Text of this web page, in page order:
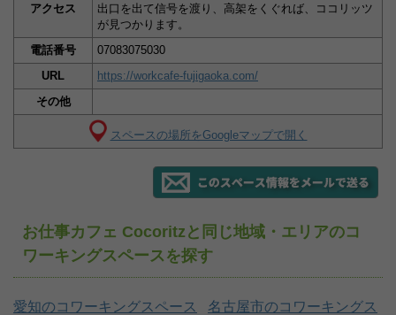
アクセス
出口を出て信号を渡り、高架をくぐれば、ココリッツ
が見つかります。
電話番号
07083075030
URL
https://workcafe-fujigaoka.com/
その他
スペースの場所をGoogleマップで開く
お仕事カフェ Cocoritzと同じ地域・エリアのコ
ワーキングスペースを探す
愛知のコワーキングスペース
名古屋市のコワーキングス